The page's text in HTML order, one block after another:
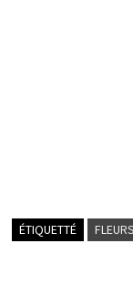
ÉTIQUETTÉ